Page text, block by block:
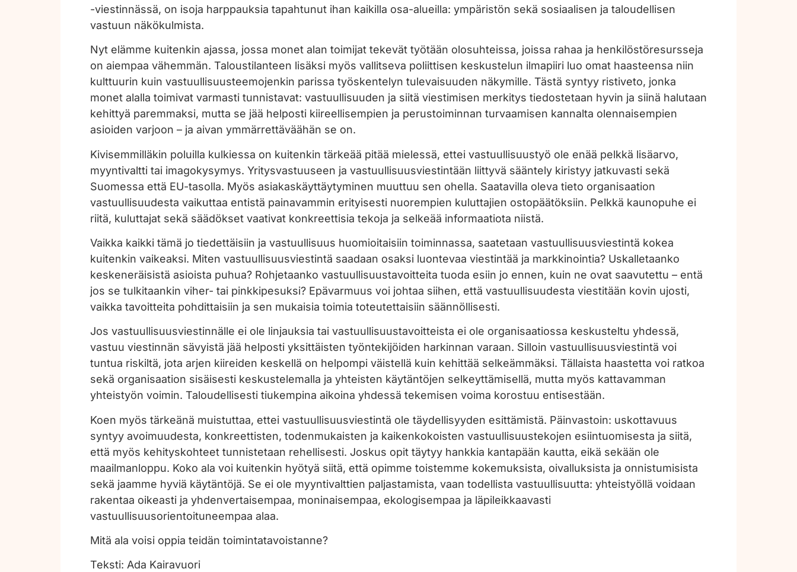
-viestinnässä, on isoja harppauksia tapahtunut ihan kaikilla osa-alueilla: ympäristön sekä sosiaalisen ja taloudellisen
vastuun näkökulmista.
Nyt elämme kuitenkin ajassa, jossa monet alan toimijat tekevät työtään olosuhteissa, joissa rahaa ja henkilöstöresursseja
on aiempaa vähemmän. Taloustilanteen lisäksi myös vallitseva poliittisen keskustelun ilmapiiri luo omat haasteensa niin
kulttuurin kuin vastuullisuusteemojenkin parissa työskentelyn tulevaisuuden näkymille. Tästä syntyy ristiveto, jonka
monet alalla toimivat varmasti tunnistavat: vastuullisuuden ja siitä viestimisen merkitys tiedostetaan hyvin ja siinä halutaan
kehittyä paremmaksi, mutta se jää helposti kiireellisempien ja perustoiminnan turvaamisen kannalta olennaisempien
asioiden varjoon – ja aivan ymmärrettäväähän se on.
Kivisemmilläkin poluilla kulkiessa on kuitenkin tärkeää pitää mielessä, ettei vastuullisuustyö ole enää pelkkä lisäarvo,
myyntivaltti tai imagokysymys. Yritysvastuuseen ja vastuullisuusviestintään liittyvä sääntely kiristyy jatkuvasti sekä
Suomessa että EU-tasolla. Myös asiakaskäyttäytyminen muuttuu sen ohella. Saatavilla oleva tieto organisaation
vastuullisuudesta vaikuttaa entistä painavammin erityisesti nuorempien kuluttajien ostopäätöksiin. Pelkkä kaunopuhe ei
riitä, kuluttajat sekä säädökset vaativat konkreettisia tekoja ja selkeää informaatiota niistä.
Vaikka kaikki tämä jo tiedettäisiin ja vastuullisuus huomioitaisiin toiminnassa, saatetaan vastuullisuusviestintä kokea
kuitenkin vaikeaksi. Miten vastuullisuusviestintä saadaan osaksi luontevaa viestintää ja markkinointia? Uskalletaanko
keskeneräisistä asioista puhua? Rohjetaanko vastuullisuustavoitteita tuoda esiin jo ennen, kuin ne ovat saavutettu – entä
jos se tulkitaankin viher- tai pinkkipesuksi? Epävarmuus voi johtaa siihen, että vastuullisuudesta viestitään kovin ujosti,
vaikka tavoitteita pohdittaisiin ja sen mukaisia toimia toteutettaisiin säännöllisesti.
Jos vastuullisuusviestinnälle ei ole linjauksia tai vastuullisuustavoitteista ei ole organisaatiossa keskusteltu yhdessä,
vastuu viestinnän sävyistä jää helposti yksittäisten työntekijöiden harkinnan varaan. Silloin vastuullisuusviestintä voi
tuntua riskiltä, jota arjen kiireiden keskellä on helpompi väistellä kuin kehittää selkeämmäksi. Tällaista haastetta voi ratkoa
sekä organisaation sisäisesti keskustelemalla ja yhteisten käytäntöjen selkeyttämisellä, mutta myös kattavamman
yhteistyön voimin. Taloudellisesti tiukempina aikoina yhdessä tekemisen voima korostuu entisestään.
Koen myös tärkeänä muistuttaa, ettei vastuullisuusviestintä ole täydellisyyden esittämistä. Päinvastoin: uskottavuus
syntyy avoimuudesta, konkreettisten, todenmukaisten ja kaikenkokoisten vastuullisuustekojen esiintuomisesta ja siitä,
että myös kehityskohteet tunnistetaan rehellisesti. Joskus opit täytyy hankkia kantapään kautta, eikä sekään ole
maailmanloppu. Koko ala voi kuitenkin hyötyä siitä, että opimme toistemme kokemuksista, oivalluksista ja onnistumisista
sekä jaamme hyviä käytäntöjä. Se ei ole myyntivalttien paljastamista, vaan todellista vastuullisuutta: yhteistyöllä voidaan
rakentaa oikeasti ja yhdenvertaisempaa, moninaisempaa, ekologisempaa ja läpileikkaavasti
vastuullisuusorientoituneempaa alaa.
Mitä ala voisi oppia teidän toimintatavoistanne?
Teksti: Ada Kairavuori